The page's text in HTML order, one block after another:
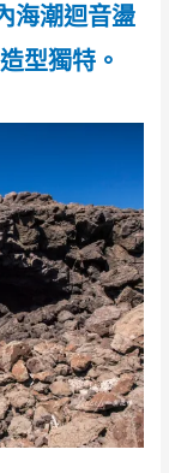
海潮迴音盪
型獨特。